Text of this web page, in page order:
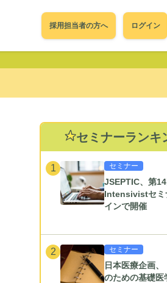
採用担当者の方へ ログイン
セミナーランキ
1 セミナー
JSEPTIC、第14
Intensivistセミ
インで開催
2 セミナー
日本医療企画
のための基礎医